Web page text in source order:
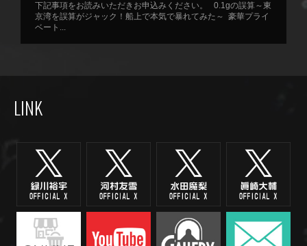
下記事項をお読みいただきお申込みください。 0.1gの誤算～東
京湾を誤算がジャック！船上で本気で暴れてみた～ 豪華プライ
ベート...
LINK